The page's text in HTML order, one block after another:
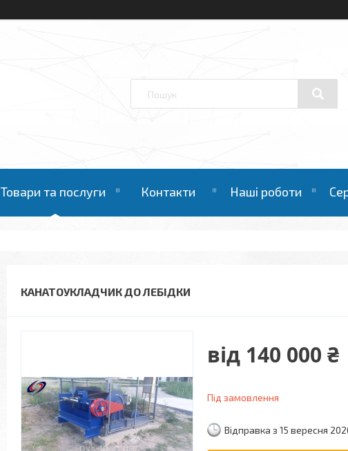
Товари та послуги Контакти Наші роботи
КАНАТОУКЛАДЧИК ДО ЛЕБІДКИ
від 140 000 ₴
Під замовлення
Відправка з 15 вересня